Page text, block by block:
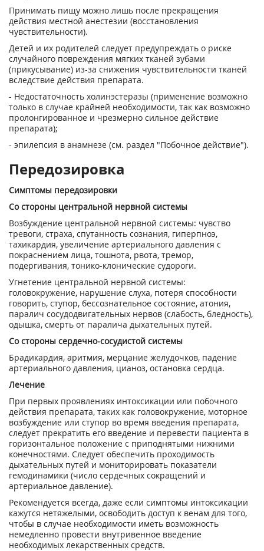
Принимать пищу можно лишь после прекращения
действия местной анестезии (восстановления
чувствительности).
Детей и их родителей следует предупреждать о риске
случайного повреждения мягких тканей зубами
(прикусывание) из-за снижения чувствительности тканей
вследствие действия препарата.
- Недостаточность холинэстеразы (применение возможно
только в случае крайней необходимости, так как возможно
пролонгированное и чрезмерно сильное действие
препарата);
- эпилепсия в анамнезе (см. раздел "Побочное действие").
Передозировка
Симптомы передозировки
Со стороны центральной нервной системы
Возбуждение центральной нервной системы: чувство
тревоги, страха, спутанность сознания, гиперпноэ,
тахикардия, увеличение артериального давления с
покраснением лица, тошнота, рвота, тремор,
подергивания, тонико-клонические судороги.
Угнетение центральной нервной системы:
головокружение, нарушение слуха, потеря способности
говорить, ступор, бессознательное состояние, атония,
паралич сосудодвигательных нервов (слабость, бледность),
одышка, смерть от паралича дыхательных путей.
Со стороны сердечно-сосудистой системы
Брадикардия, аритмия, мерцание желудочков, падение
артериального давления, цианоз, остановка сердца.
Лечение
При первых проявлениях интоксикации или побочного
действия препарата, таких как головокружение, моторное
возбуждение или ступор во время введения препарата,
следует прекратить его введение и перевести пациента в
горизонтальное положение с приподнятыми нижними
конечностями. Следует обеспечить проходимость
дыхательных путей и мониторировать показатели
гемодинамики (число сердечных сокращений и
артериальное давление).
Рекомендуется всегда, даже если симптомы интоксикации
кажутся нетяжелыми, освободить доступ к венам для того,
чтобы в случае необходимости иметь возможность
немедленно провести внутривенное введение
необходимых лекарственных средств.